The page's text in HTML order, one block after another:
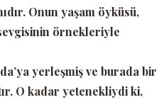
Onun yaşam öyküsü,
örnekleriyle
yerleşmiş ve burada bir
O kadar yetenekliydi ki,